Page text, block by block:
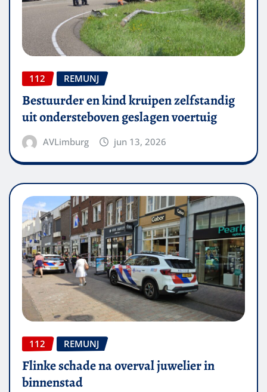
112 REMUNJ
Bestuurder en kind kruipen zelfstandig
uit ondersteboven geslagen voertuig
AVLimburg jun 13, 2026
112 REMUNJ
Flinke schade na overval juwelier in
binnenstad